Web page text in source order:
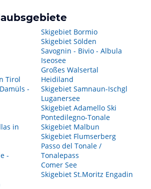
Tirol
-
in
-
Skigebiet Bormio
Skigebiet Sölden
Savognin - Bivio - Albula
Iseosee
Großes Walsertal
Heidiland
Skigebiet Samnaun-Ischgl
Luganersee
Skigebiet Adamello Ski
Pontedilegno-Tonale
Skigebiet Malbun
Skigebiet Flumserberg
Passo del Tonale /
Tonalepass
Comer See
Skigebiet St.Moritz Engadin